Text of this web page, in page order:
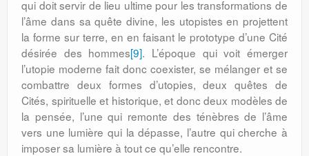
qui doit servir de lieu ultime pour les transformations de
l’âme dans sa quête divine, les utopistes en projettent
la forme sur terre, en en faisant le prototype d’une Cité
désirée des hommes[9]. L’époque qui voit émerger
l’utopie moderne fait donc coexister, se mélanger et se
combattre deux formes d’utopies, deux quêtes de
Cités, spirituelle et historique, et donc deux modèles de
la pensée, l’une qui remonte des ténèbres de l’âme
vers une lumière qui la dépasse, l’autre qui cherche à
imposer sa lumière à tout ce qu’elle rencontre.